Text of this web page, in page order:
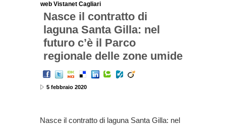
web Vistanet Cagliari
Nasce il contratto di
laguna Santa Gilla: nel
futuro c’è il Parco
regionale delle zone umide
5 febbraio 2020
Nasce il contratto di laguna Santa Gilla: nel